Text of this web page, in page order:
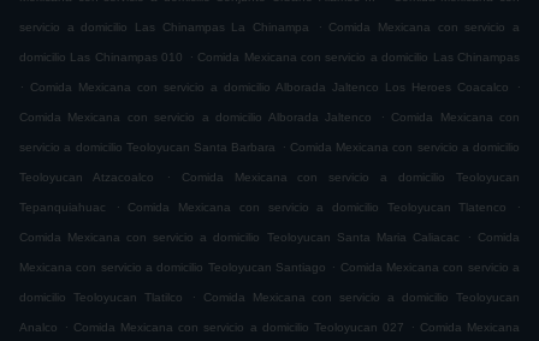
servicio a domicilio Las Chinampas La Chinampa . Comida Mexicana con servicio a
domicilio Las Chinampas 010 . Comida Mexicana con servicio a domicilio Las Chinampas
.
Comida Mexicana con servicio a domicilio Alborada Jaltenco Los Heroes Coacalco .
Comida Mexicana con servicio a domicilio Alborada Jaltenco . Comida Mexicana con
servicio a domicilio Teoloyucan Santa Barbara . Comida Mexicana con servicio a domicilio
Teoloyucan Atzacoalco . Comida Mexicana con servicio a domicilio Teoloyucan
Tepanquiahuac . Comida Mexicana con servicio a domicilio Teoloyucan Tlatenco .
Comida Mexicana con servicio a domicilio Teoloyucan Santa Maria Caliacac . Comida
Mexicana con servicio a domicilio Teoloyucan Santiago . Comida Mexicana con servicio a
domicilio Teoloyucan Tlatilco . Comida Mexicana con servicio a domicilio Teoloyucan
Analco . Comida Mexicana con servicio a domicilio Teoloyucan 027 . Comida Mexicana